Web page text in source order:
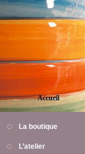
Accueil
La boutique
L’atelier